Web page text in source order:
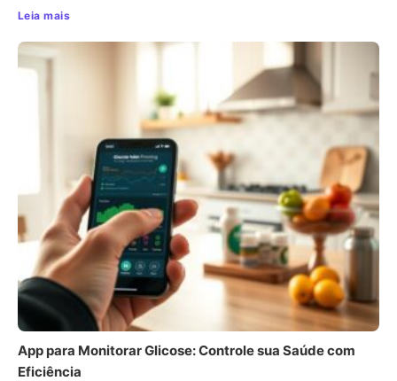
Leia mais
App para Monitorar Glicose: Controle sua Saúde com
Eficiência